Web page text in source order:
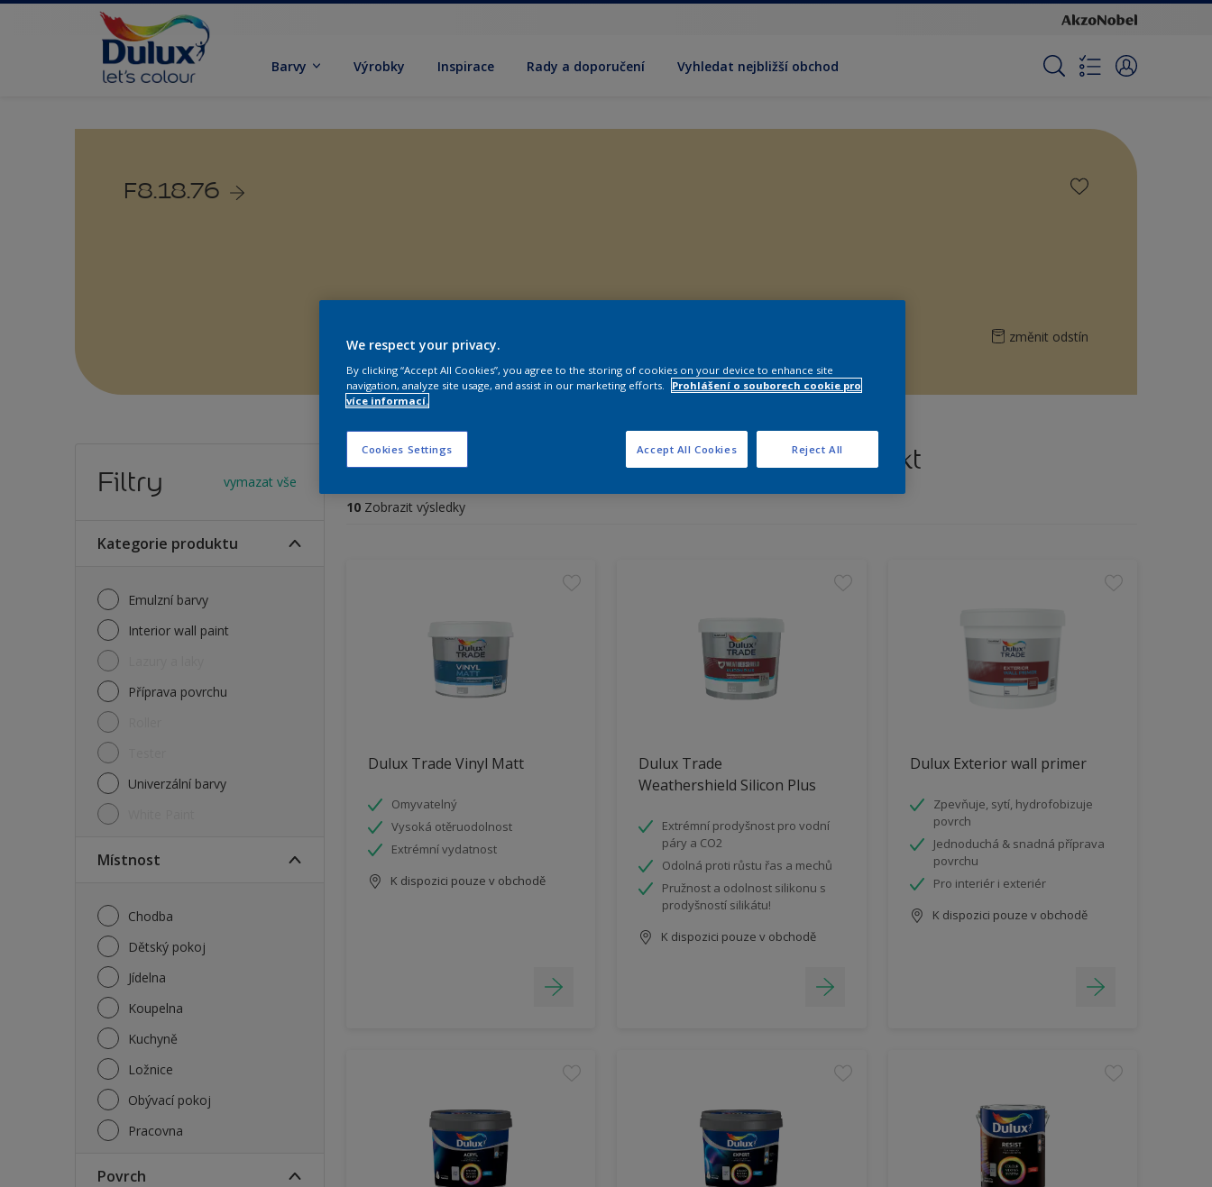
Barvy Výrobky Inspirace Rady a doporučení Vyhledat nejbližší obchod
F8.18.76
změnit odstín
Filtry vymazat vše
Kategorie produktu
Emulzní barvy
Interior wall paint
Příprava povrchu
Univerzální barvy
Místnost
Chodba
Dětský pokoj
Jídelna
Koupelna
Kuchyně
Ložnice
Obývací pokoj
Pracovna
Povrch
Vyberte si vhodný produkt pro váš projekt
10 Zobrazit výsledky
Dulux Trade Vinyl Matt
Omyvatelný
Vysoká otěruodolnost
Extrémní vydatnost
K dispozici pouze v obchodě
Dulux Trade
Weathershield Silicon Plus
Extrémní prodyšnost pro vodní
páry a CO2
Odolná proti růstu řas a mechů
Pružnost a odolnost silikonu s
prodyšností silikátu!
K dispozici pouze v obchodě
Dulux Exterior wall primer
Zpevňuje, sytí, hydrofobizuje
povrch
Jednoduchá & snadná příprava
povrchu
Pro interiér i exteriér
K dispozici pouze v obchodě
We respect your privacy.
By clicking “Accept All Cookies”, you agree to the storing of cookies on your device to enhance site
navigation, analyze site usage, and assist in our marketing efforts.
Prohlášení o souborech cookie pro
více informací.
Cookies Settings Reject All
Accept All Cookies